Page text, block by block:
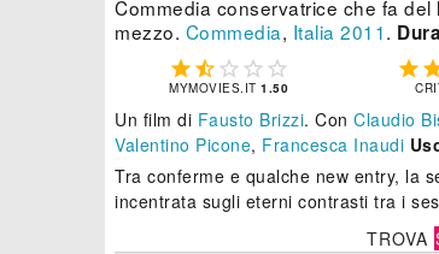
Commedia conservatrice che fa
mezzo. Commedia, Italia 2011.
    
MYMOVIES.IT1.50

Un film di Fausto Brizzi. Con Claudio
Valentino Picone, Francesca Inaudi
Tra conferme e qualche new entry, la
incentrata sugli eterni contrasti tra i
TROVA